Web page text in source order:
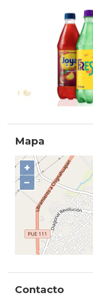
Mapa
+
−
Contacto